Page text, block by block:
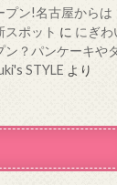
プン!名古屋からは
ポット に にぎわ
ン？パンケーキや
STYLE より